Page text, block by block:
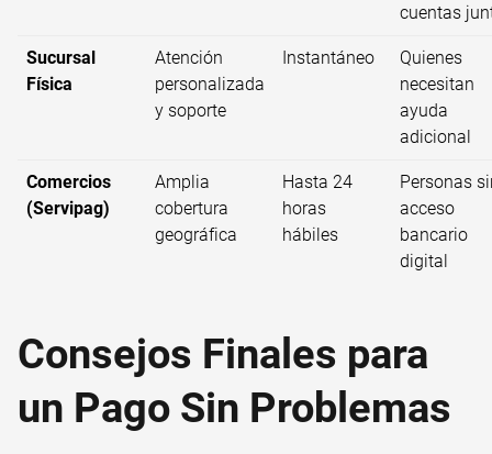
cuentas
Sucursal
Física
Atención
personalizada
y soporte
Instantáneo
Quienes
necesitan
ayuda
adicional
Comercios
(Servipag)
Amplia
cobertura
geográfica
Hasta 24
horas
hábiles
Personas
acceso
bancario
digital
Consejos Finales para
un Pago Sin Problemas